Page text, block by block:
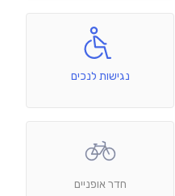
נגישות לנכים
חדר אופניים